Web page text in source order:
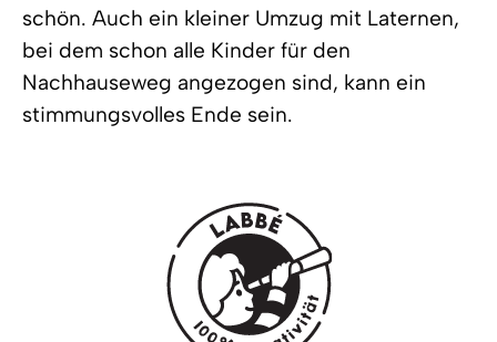
schön. Auch ein kleiner Umzug mit Laternen,
bei dem schon alle Kinder für den
Nachhauseweg angezogen sind, kann ein
stimmungsvolles Ende sein.